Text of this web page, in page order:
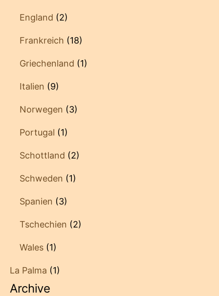
England (2)
Frankreich (18)
Griechenland (1)
Italien (9)
Norwegen (3)
Portugal (1)
Schottland (2)
Schweden (1)
Spanien (3)
Tschechien (2)
Wales (1)
La Palma (1)
Archive